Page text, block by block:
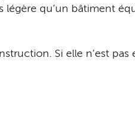
légère qu’un bâtiment
Si elle n’est